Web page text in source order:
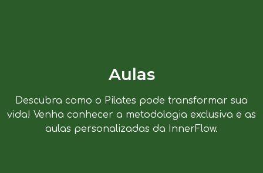
Aulas
Descubra como o Pilates pode transformar sua
vida! Venha conhecer a metodologia exclusiva e as
aulas personalizadas da InnerFlow.